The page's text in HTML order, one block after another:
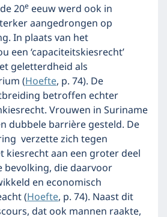
20e eeuw werd ook in
aangedrongen op
In plaats van het
een ‘capaciteitskiesrecht’
geletterdheid als
(Hoefte, p. 74). De
betroffen echter
Vrouwen in Suriname
dubbele barrière gesteld. De
verzette zich tegen
kiesrecht aan een groter deel
bevolking, die daarvoor
en economisch
(Hoefte, p. 74). Naast dit
dat ook mannen raakte,